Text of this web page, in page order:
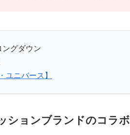
ユニバース】
ションブランドのコラボ